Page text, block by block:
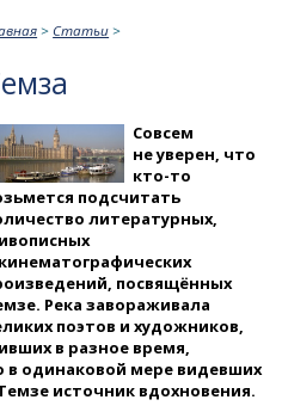
> Статьи >
Совсем
не уверен, что
кто-то
подсчитать
литературных,
посвящённых
Река завораживала
поэтов и художников,
в разное время,
в одинаковой мере видевших
источник вдохновения.